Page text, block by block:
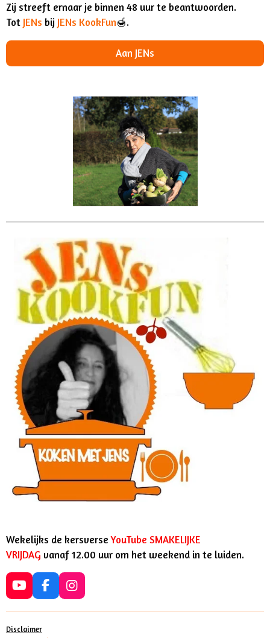
Zij streeft ernaar je binnen 48 uur te beantwoorden.
Tot JENs bij JENs KookFun🍯.
Aan JENs
Wekelijks de kersverseYouTube SMAKELIJKE
VRIJDAG vanaf 12.00 uur om het weekend in te luiden.
Y
o
u
T
F
a
c
I
n
s
Disclaimer